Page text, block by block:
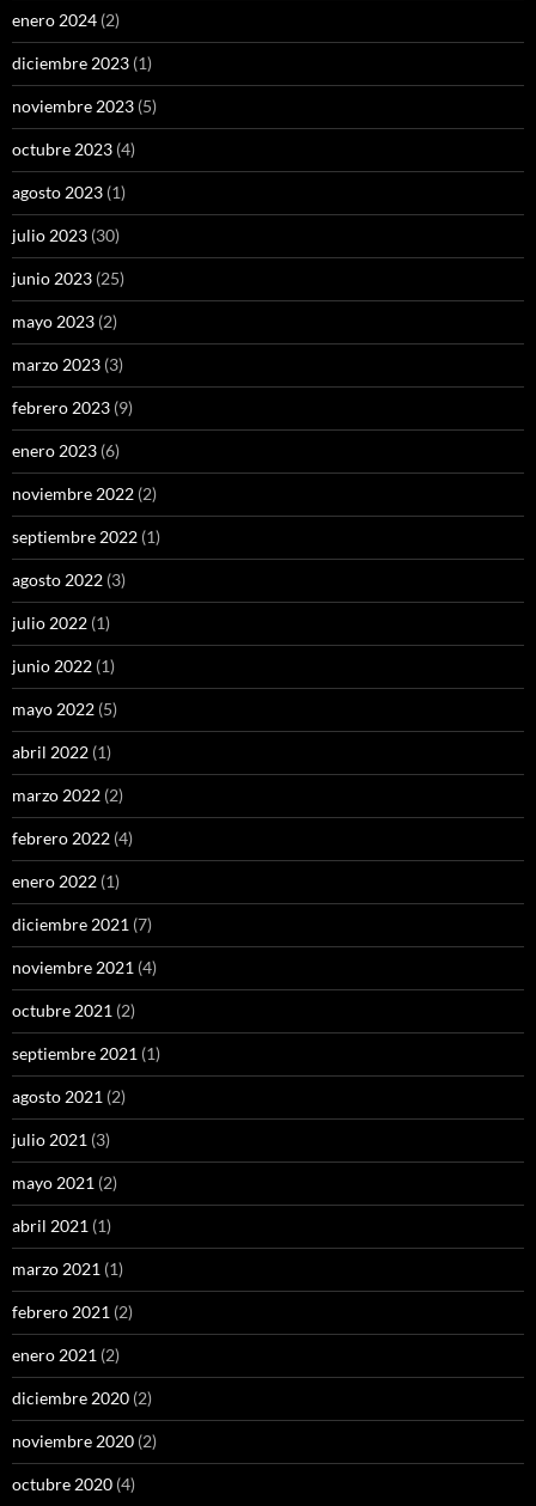
enero 2024 (2)
diciembre 2023 (1)
noviembre 2023 (5)
octubre 2023 (4)
agosto 2023 (1)
julio 2023 (30)
junio 2023 (25)
mayo 2023 (2)
marzo 2023 (3)
febrero 2023 (9)
enero 2023 (6)
noviembre 2022 (2)
septiembre 2022 (1)
agosto 2022 (3)
julio 2022 (1)
junio 2022 (1)
mayo 2022 (5)
abril 2022 (1)
marzo 2022 (2)
febrero 2022 (4)
enero 2022 (1)
diciembre 2021 (7)
noviembre 2021 (4)
octubre 2021 (2)
septiembre 2021 (1)
agosto 2021 (2)
julio 2021 (3)
mayo 2021 (2)
abril 2021 (1)
marzo 2021 (1)
febrero 2021 (2)
enero 2021 (2)
diciembre 2020 (2)
noviembre 2020 (2)
octubre 2020 (4)